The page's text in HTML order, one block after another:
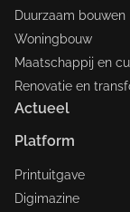
Duurzaam bouwen
Woningbouw
Maatschappij en
Renovatie en
Actueel
Platform
Printuitgave
Digimazine